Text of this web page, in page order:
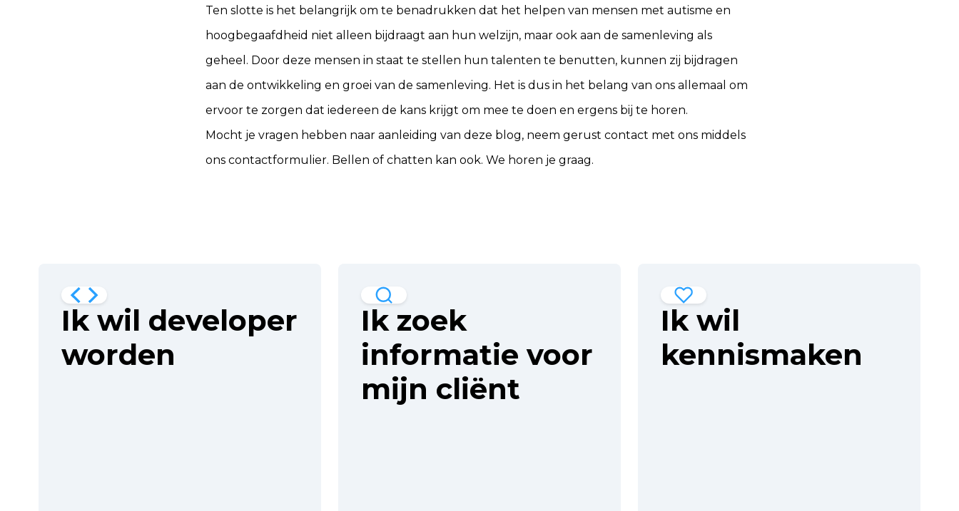
Ten slotte is het belangrijk om te benadrukken dat het helpen van mensen met autisme en
hoogbegaafdheid niet alleen bijdraagt aan hun welzijn, maar ook aan de samenleving als
geheel. Door deze mensen in staat te stellen hun talenten te benutten, kunnen zij bijdragen
aan de ontwikkeling en groei van de samenleving. Het is dus in het belang van ons allemaal om
ervoor te zorgen dat iedereen de kans krijgt om mee te doen en ergens bij te horen.
Mocht je vragen hebben naar aanleiding van deze blog, neem gerust contact met ons middels
ons contactformulier. Bellen of chatten kan ook. We horen je graag.
Ik wil developer
worden
Ik zoek
informatie voor
mijn cliënt
Ik wil
kennismaken